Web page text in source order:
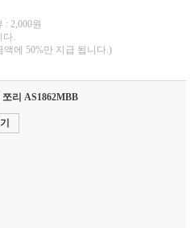
: 2,000원
다.
액에 50%만 지급 됩니다.)
리 AS1862MBB